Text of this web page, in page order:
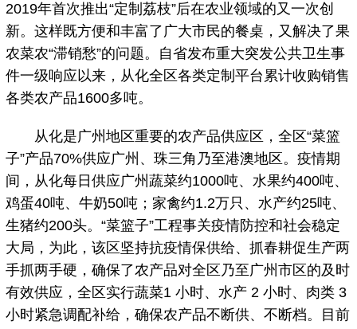
2019年首次推出“定制荔枝”后在农业领域的又一次创
新。这样既方便和丰富了广大市民的餐桌，又解决了果
农菜农“滞销愁”的问题。自省发布重大突发公共卫生事
件一级响应以来，从化全区各类定制平台累计收购销售
各类农产品1600多吨。
从化是广州地区重要的农产品供应区，全区“菜篮
子”产品70%供应广州、珠三角乃至港澳地区。疫情期
间，从化每日供应广州蔬菜约1000吨、水果约400吨、
鸡蛋40吨、牛奶50吨；家禽约1.2万只、水产约25吨、
生猪约200头。“菜篮子”工程事关疫情防控和社会稳定
大局，为此，该区坚持抗疫情保供给、抓春耕促生产两
手抓两手硬，确保了农产品对全区乃至广州市区的及时
有效供应，全区实行蔬菜1 小时、水产 2 小时、肉类 3
小时紧急调配补给，确保农产品不断供、不断档。目前